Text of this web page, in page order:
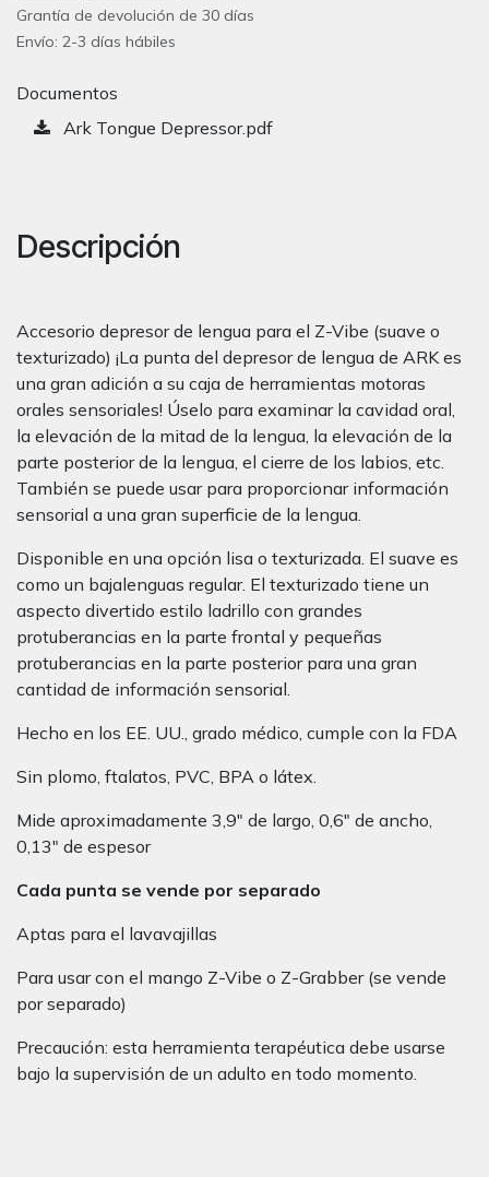
Grantía de devolución de 30 días
Envío: 2-3 días hábiles
Documentos
Ark Tongue Depressor.pdf
Descripción
Accesorio depresor de lengua para el Z-Vibe (suave o
texturizado) ¡La punta del depresor de lengua de ARK es
una gran adición a su caja de herramientas motoras
orales sensoriales! Úselo para examinar la cavidad oral,
la elevación de la mitad de la lengua, la elevación de la
parte posterior de la lengua, el cierre de los labios, etc.
También se puede usar para proporcionar información
sensorial a una gran superficie de la lengua.
Disponible en una opción lisa o texturizada. El suave es
como un bajalenguas regular. El texturizado tiene un
aspecto divertido estilo ladrillo con grandes
protuberancias en la parte frontal y pequeñas
protuberancias en la parte posterior para una gran
cantidad de información sensorial.
Hecho en los EE. UU., grado médico, cumple con la FDA
Sin plomo, ftalatos, PVC, BPA o látex.
Mide aproximadamente 3,9″ de largo, 0,6″ de ancho,
0,13″ de espesor
Cada punta se vende por separado
Aptas para el lavavajillas
Para usar con el mango Z-Vibe o Z-Grabber (se vende
por separado)
Precaución: esta herramienta terapéutica debe usarse
bajo la supervisión de un adulto en todo momento.